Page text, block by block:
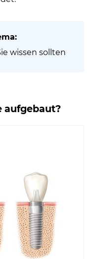
wissen sollten
aufgebaut?